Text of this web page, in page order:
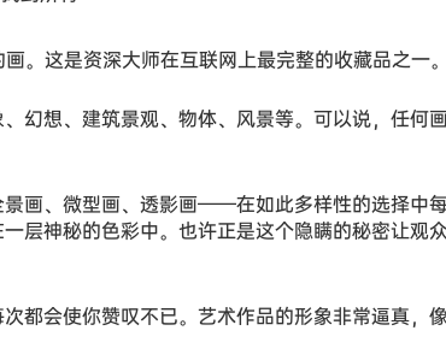
。这是资深大师在互联网上最完整的收藏品之一。
幻想、建筑景观、物体、风景等。可以说，任何
画、微型画、透影画——在如此多样性的选择中
层神秘的色彩中。也许正是这个隐瞒的秘密让观
都会使你赞叹不已。艺术作品的形象非常逼真，像